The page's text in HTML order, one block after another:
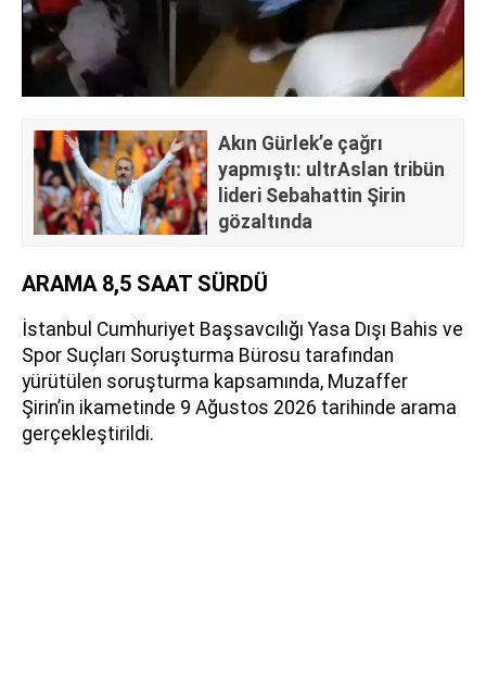
Akın Gürlek’e çağrı
yapmıştı: ultrAslan tribün
lideri Sebahattin Şirin
gözaltında
ARAMA 8,5 SAAT SÜRDÜ
İstanbul Cumhuriyet Başsavcılığı Yasa Dışı Bahis ve
Spor Suçları Soruşturma Bürosu tarafından
yürütülen soruşturma kapsamında, Muzaffer
Şirin’in ikametinde 9 Ağustos 2026 tarihinde arama
gerçekleştirildi.